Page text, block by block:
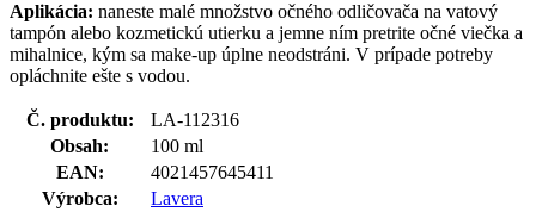
Aplikácia: naneste malé množstvo očného odličovača na vatový
tampón alebo kozmetickú utierku a jemne ním pretrite očné viečka a
mihalnice, kým sa make-up úplne neodstráni. V prípade potreby
opláchnite ešte s vodou.
Č. produktu:
LA-112316
Obsah:
100 ml
EAN:
4021457645411
Výrobca:
Lavera